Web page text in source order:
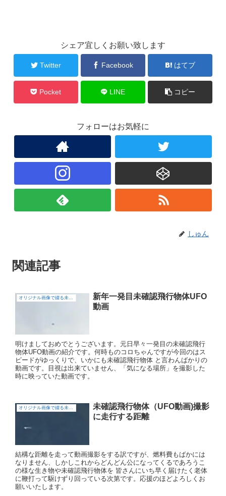
シェア宜しくお願い致します
Twitter Facebook はてブ
Pocket LINE コピー
フォローはお気軽に
しゅん
関連記事
オリジナル画像で綴る未確認飛行物体（UFO)
新年一発目未確認飛行物体UFO
動画
明けましておめでとうございます。元日早々一発目の未確認飛行
物体UFO動画の紹介です。何時ものコロちゃんですが今回のはス
ピードがゆっくりで、いかにも未確認飛行物体 と言わんばかりの
動画です。目視は出来ていません、「気になる場所」を撮影した
時に映っていた動画です。
オリジナル画像で綴る未確認飛行物体（UFO)
未確認飛行物体（UFO動画)撮影
に走行する距離
結構な距離を走って動画撮影をする訳ですが、燃料費もばかには
なりません、しかしこれからどんどん公になってくるであろうこ
の様な生き物や未確認飛行物体を 皆さんにいち早く届けたく老体
に鞭打って駆けずり回っている次第です。応援のほどよろしくお
願いいたします。